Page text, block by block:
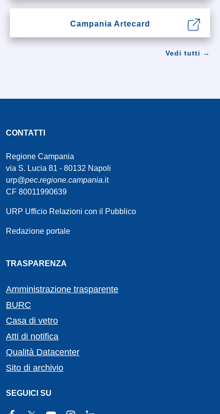
Campania Artecard
Vedi tutti →
CONTATTI
Regione Campania
via S. Lucia 81 - 80132 Napoli
urp@pec.regione.campania.it
CF 80011990639
URP Ufficio Relazioni con il Pubblico
Redazione portale
TRASPARENZA
Amministrazione trasparente
BURC
Casa di vetro
Atti di notifica
Qualità Datacenter
Sito di archivio
SEGUICI SU